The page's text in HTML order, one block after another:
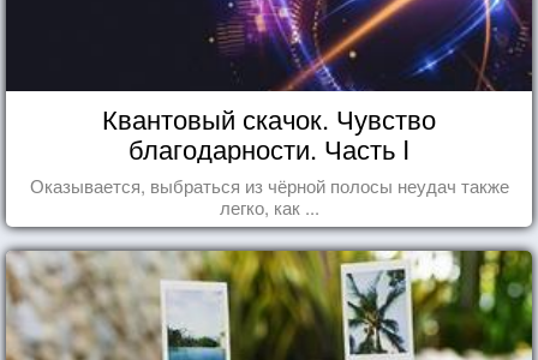
Квантовый скачок. Чувство
благодарности. Часть I
Оказывается, выбраться из чёрной полосы неудач также
легко, как ...